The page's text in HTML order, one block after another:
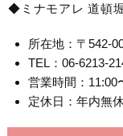
◆ミナモアレ 道頓
所在地：〒542-
TEL：06-6213-
営業時間：11:00
定休日：年内無